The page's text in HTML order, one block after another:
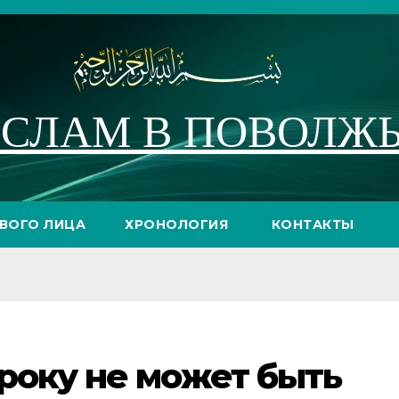
В
ЛИЦА ХРОНОЛОГИЯ КОНТАКТЫ
не может быть